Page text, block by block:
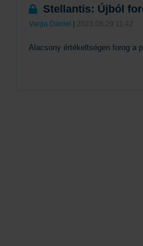
Stellantis: Újból
Varga Dániel | 2023.08.29 11:42
Alacsony értékeltségen forog a